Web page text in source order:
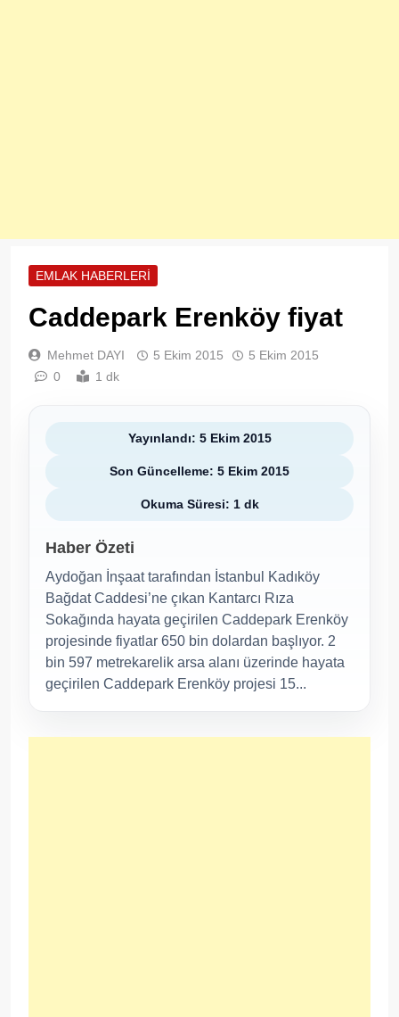
EMLAK HABERLERI
Caddepark Erenköy fiyat
Mehmet DAYI 5 Ekim 2015
5 Ekim 2015
0
1 dk
Yayınlandı: 5 Ekim 2015
Son Güncelleme: 5 Ekim 2015
Okuma Süresi: 1 dk
Haber Özeti
Aydoğan İnşaat tarafından İstanbul Kadıköy
Bağdat Caddesi’ne çıkan Kantarcı Rıza
Sokağında hayata geçirilen Caddepark Erenköy
projesinde fiyatlar 650 bin dolardan başlıyor. 2
bin 597 metrekarelik arsa alanı üzerinde hayata
geçirilen Caddepark Erenköy projesi 15...